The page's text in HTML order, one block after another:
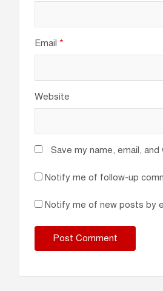
Email *
Website
Save my name, email,
Notify me of follow-up
Notify me of new posts by